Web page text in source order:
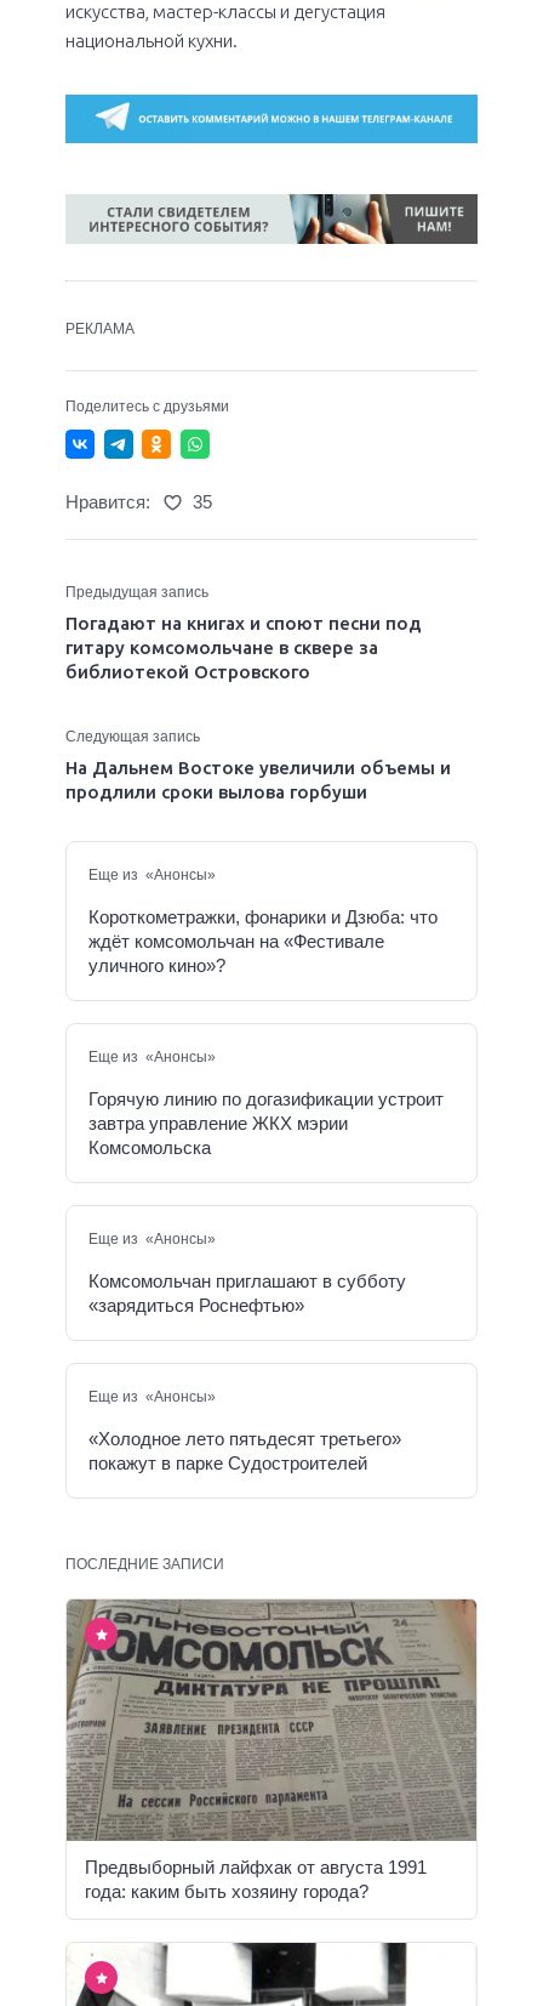
искусства, мастер-классы и дегустация
национальной кухни.
РЕКЛАМА
Поделитесь с друзьями
Нравится: 35
Предыдущая запись
Погадают на книгах и споют песни под
гитару комсомольчане в сквере за
библиотекой Островского
Следующая запись
На Дальнем Востоке увеличили объемы и
продлили сроки вылова горбуши
Еще из «Анонсы»
Короткометражки, фонарики и Дзюба: что
ждёт комсомольчан на «Фестивале
уличного кино»?
Еще из «Анонсы»
Горячую линию по догазификации устроит
завтра управление ЖКХ мэрии
Комсомольска
Еще из «Анонсы»
Комсомольчан приглашают в субботу
«зарядиться Роснефтью»
Еще из «Анонсы»
«Холодное лето пятьдесят третьего»
покажут в парке Судостроителей
ПОСЛЕДНИЕ ЗАПИСИ
Предвыборный лайфхак от августа 1991
года: каким быть хозяину города?